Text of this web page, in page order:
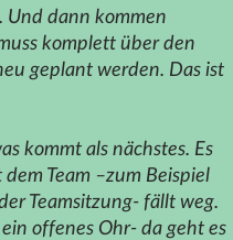
Und dann kommen
komplett über den
geplant werden. Das ist
kommt als nächstes. Es
Team –zum Beispiel
Teamsitzung- fällt weg.
offenes Ohr- da geht es